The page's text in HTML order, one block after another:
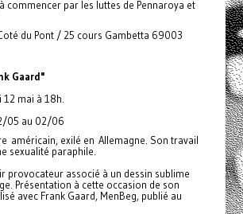
commencer par les luttes de Pennaroya et
du Pont / 25 cours Gambetta 69003
Gaard"
mai à 18h.
05 au 02/06
américain, exilé en Allemagne. Son travail
sexualité paraphile.
provocateur associé à un dessin sublime
Présentation à cette occasion de son
avec Frank Gaard, MenBeg, publié au